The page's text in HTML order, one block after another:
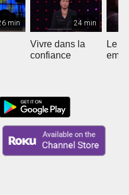
min 24 min
Vivre dans la
confiance
Le